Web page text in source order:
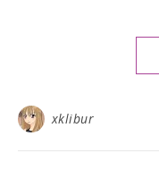
xklibur